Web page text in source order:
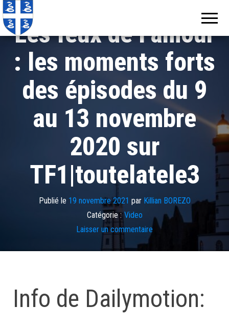
Les feux de l’amour
: les moments forts
des épisodes du 9
au 13 novembre
2020 sur
TF1|toutelatele3
Publié le 19 novembre 2021 par Killian BOREZO
Catégorie : Video
Laisser un commentaire
Info de Dailymotion: